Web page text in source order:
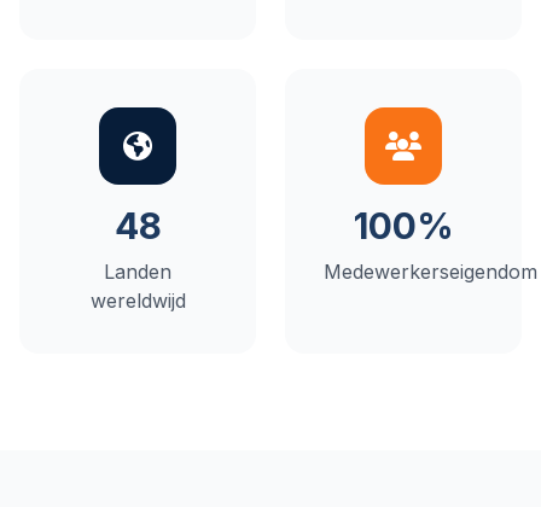
48
Landen
wereldwijd
100%
Medewerkerseigendom